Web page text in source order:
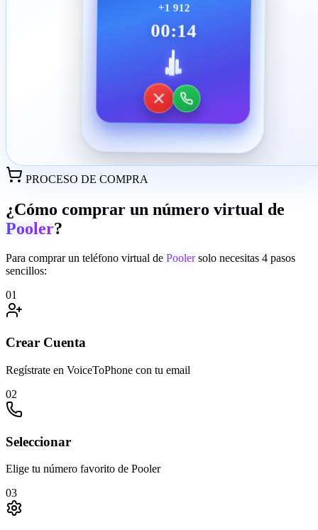
+1 912
00:14
PROCESO DE COMPRA
¿Cómo comprar un número virtual de
Pooler?
Para comprar un teléfono virtual de Pooler solo necesitas 4 pasos
sencillos:
01
Crear Cuenta
Regístrate en VoiceToPhone con tu email
02
Seleccionar
Elige tu número favorito de Pooler
03